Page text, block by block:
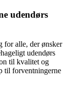
udendørs
for alle, der ønsker
udendørs
til kvalitet og
til forventningerne